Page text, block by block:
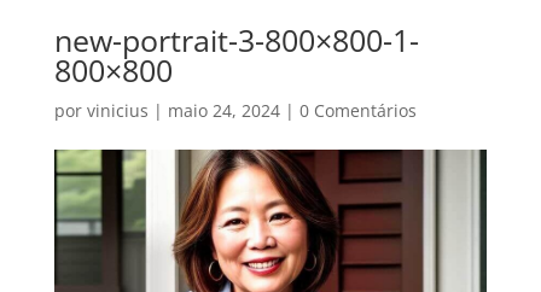
new-portrait-3-800×800-1-
800×800
por vinicius | maio 24, 2024| 0 Comentários